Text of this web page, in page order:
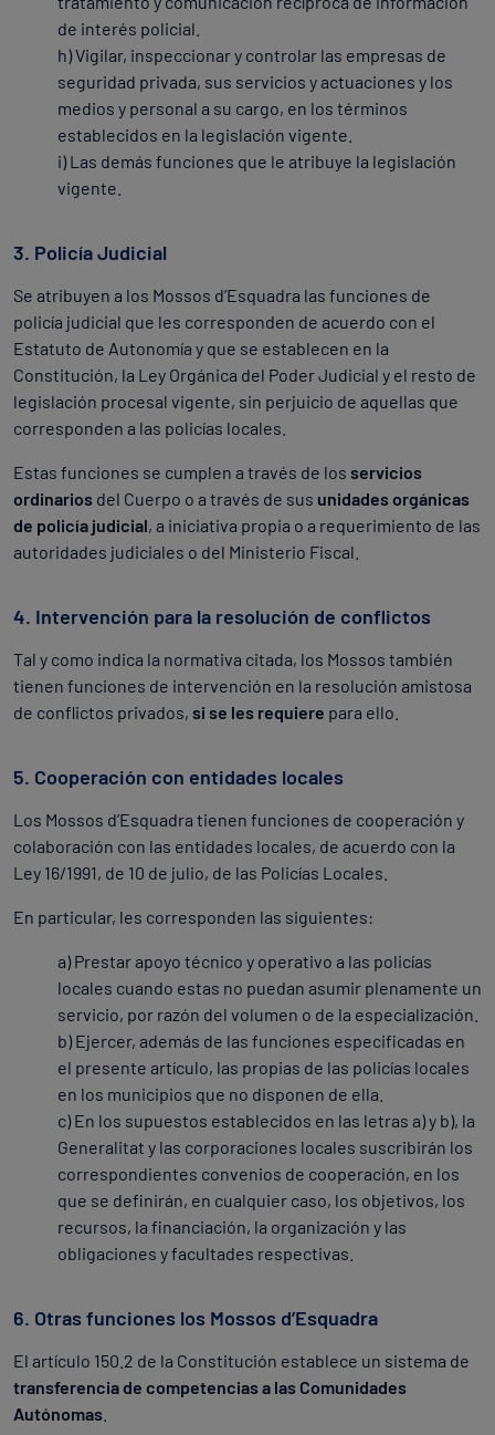
de interés policial.
h) Vigilar, inspeccionar y controlar las empresas de
seguridad privada, sus servicios y actuaciones y los
medios y personal a su cargo, en los términos
establecidos en la legislación vigente.
i) Las demás funciones que le atribuye la legislación
vigente.
3. Policía Judicial
Se atribuyen a los Mossos d’Esquadra las funciones de
policía judicial que les corresponden de acuerdo con el
Estatuto de Autonomía y que se establecen en la
Constitución, la Ley Orgánica del Poder Judicial y el resto de
legislación procesal vigente, sin perjuicio de aquellas que
corresponden a las policías locales.
Estas funciones se cumplen a través de los servicios
ordinarios del Cuerpo o a través de sus unidades orgánicas
de policía judicial, a iniciativa propia o a requerimiento de las
autoridades judiciales o del Ministerio Fiscal.
4. Intervención para la resolución de conflictos
Tal y como indica la normativa citada, los Mossos también
tienen funciones de intervención en la resolución amistosa
de conflictos privados, si se les requiere para ello.
5. Cooperación con entidades locales
Los Mossos d’Esquadra tienen funciones de cooperación y
colaboración con las entidades locales, de acuerdo con la
Ley 16/1991, de 10 de julio, de las Policías Locales.
En particular, les corresponden las siguientes:
a) Prestar apoyo técnico y operativo a las policías
locales cuando estas no puedan asumir plenamente un
servicio, por razón del volumen o de la especialización.
b) Ejercer, además de las funciones especificadas en
el presente artículo, las propias de las policías locales
en los municipios que no disponen de ella.
c) En los supuestos establecidos en las letras a) y b), la
Generalitat y las corporaciones locales suscribirán los
correspondientes convenios de cooperación, en los
que se definirán, en cualquier caso, los objetivos, los
recursos, la financiación, la organización y las
obligaciones y facultades respectivas.
6. Otras funciones los Mossos d’Esquadra
El artículo 150.2 de la Constitución establece un sistema de
transferencia de competencias a las Comunidades
Autónomas